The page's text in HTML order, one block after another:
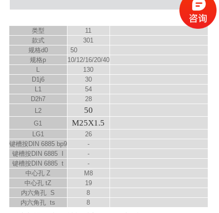
类型
11
款式
301
规格d0
50
规格p
10/12/16/20/40
L
130
D1j6
30
L1
54
D2h7
28
L2 50
G1 M25X1.5
LG1
26
键槽按DIN 6885 bp9
-
键槽按DIN 6885 I
-
键槽按DIN 6885 t
-
中心孔 Z
M8
中心孔 tZ
19
内六角孔 S
8
内六角孔 ts 8